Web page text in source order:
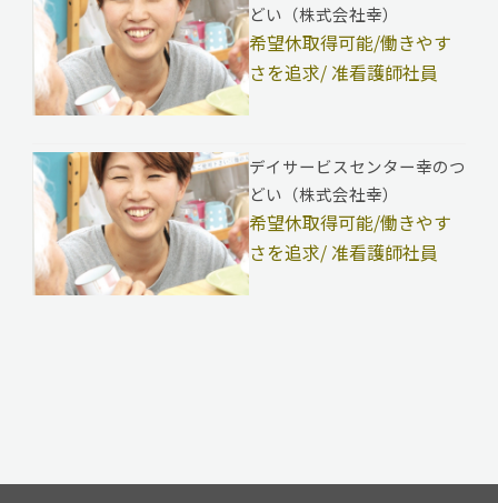
どい（株式会社幸）
希望休取得可能/働きやす
さを追求/ 准看護師社員
デイサービスセンター幸のつ
どい（株式会社幸）
希望休取得可能/働きやす
さを追求/ 准看護師社員